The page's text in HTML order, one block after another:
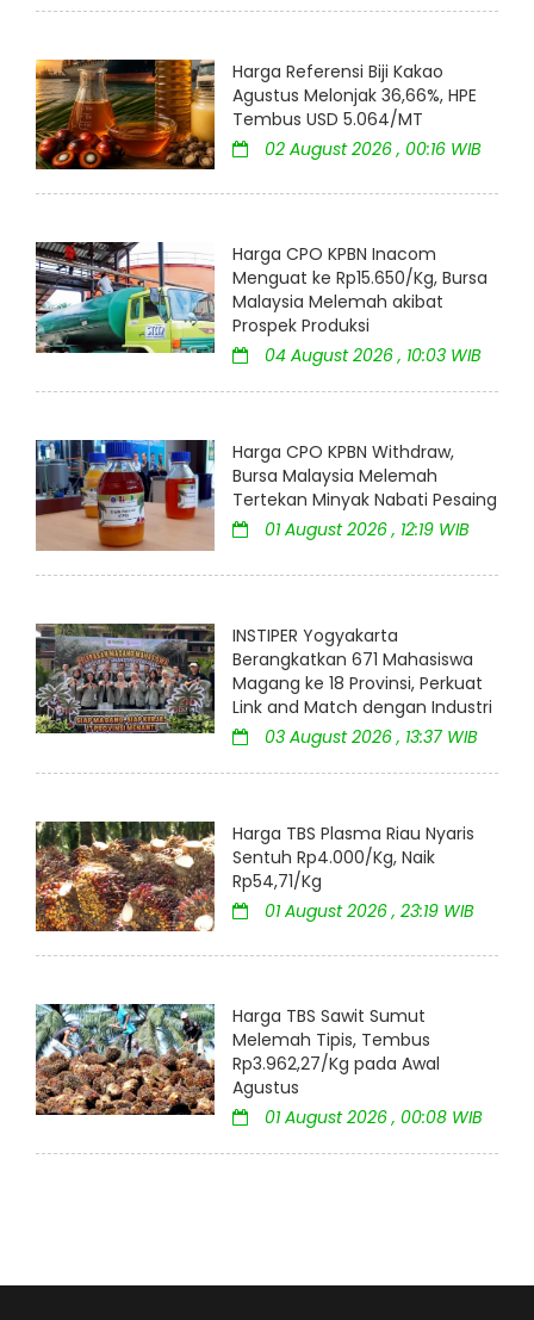
Harga Referensi Biji Kakao
Agustus Melonjak 36,66%, HPE
Tembus USD 5.064/MT
02 August 2026 , 00:16 WIB
Harga CPO KPBN Inacom
Menguat ke Rp15.650/Kg, Bursa
Malaysia Melemah akibat
Prospek Produksi
04 August 2026 , 10:03 WIB
Harga CPO KPBN Withdraw,
Bursa Malaysia Melemah
Tertekan Minyak Nabati Pesaing
01 August 2026 , 12:19 WIB
INSTIPER Yogyakarta
Berangkatkan 671 Mahasiswa
Magang ke 18 Provinsi, Perkuat
Link and Match dengan Industri
03 August 2026 , 13:37 WIB
Harga TBS Plasma Riau Nyaris
Sentuh Rp4.000/Kg, Naik
Rp54,71/Kg
01 August 2026 , 23:19 WIB
Harga TBS Sawit Sumut
Melemah Tipis, Tembus
Rp3.962,27/Kg pada Awal
Agustus
01 August 2026 , 00:08 WIB